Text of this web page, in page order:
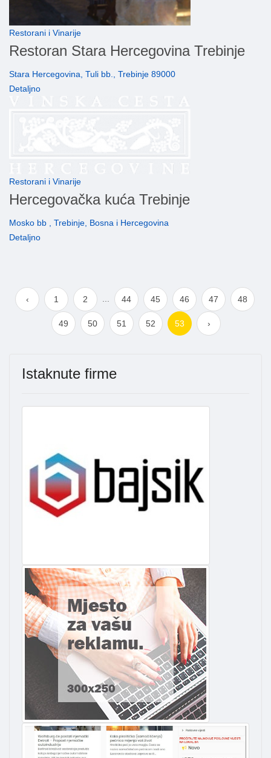
Restorani i Vinarije
Restoran Stara Hercegovina Trebinje
Stara Hercegovina, Tuli bb., Trebinje 89000
Detaljno
Restorani i Vinarije
Hercegovačka kuća Trebinje
Mosko bb , Trebinje, Bosna i Hercegovina
Detaljno
‹ 1 2 ... 44 45 46 47 48
49 50 51 52 53 ›
Istaknute firme